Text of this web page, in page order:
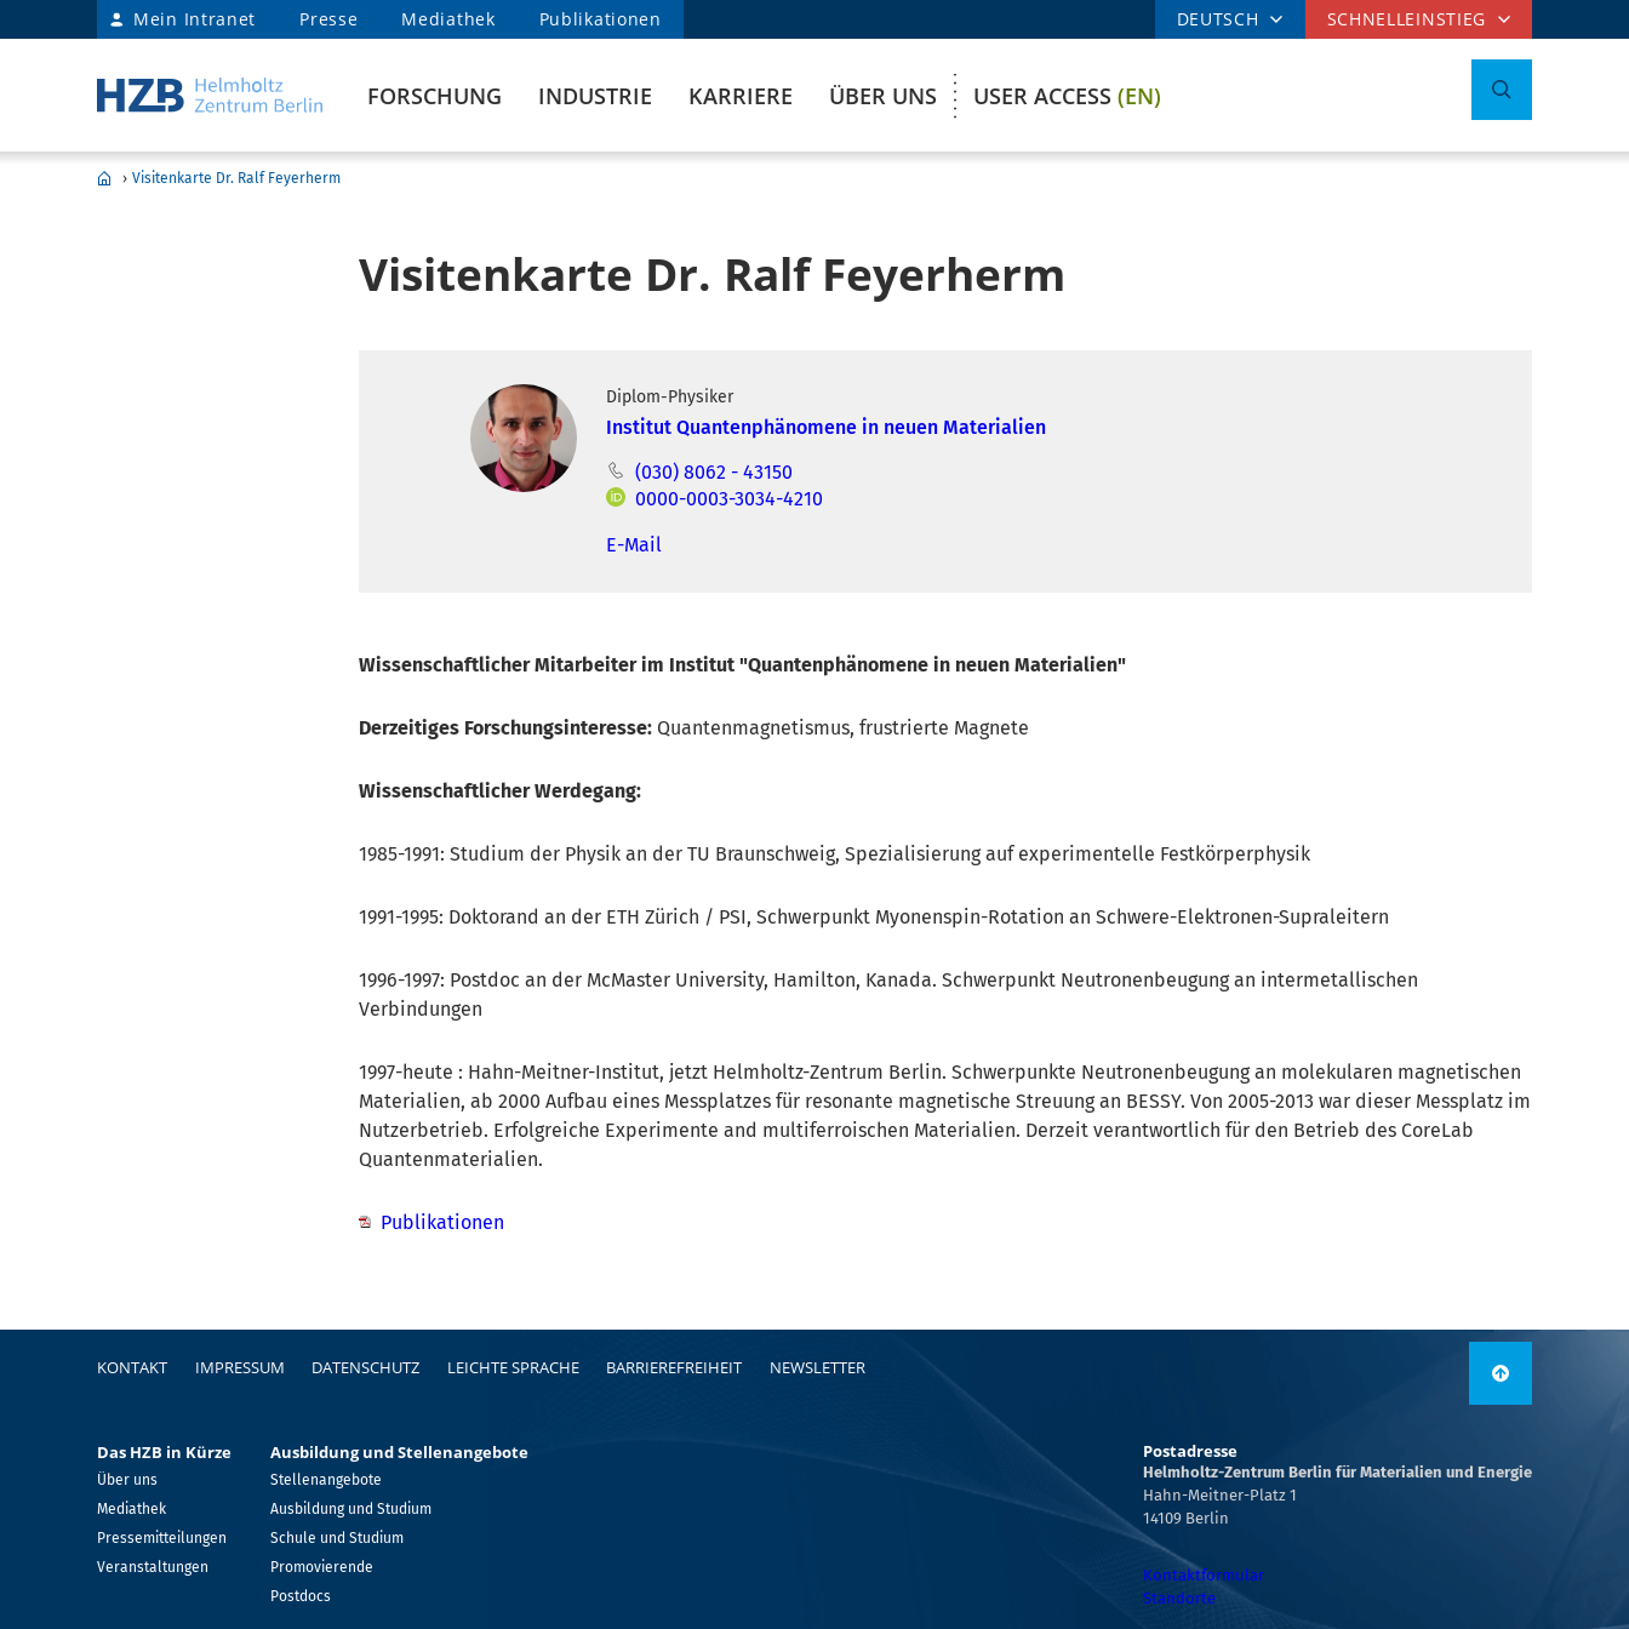
Mein Intranet Presse Mediathek Publikationen DEUTSCH SCHNELLEINSTIEG
FORSCHUNG INDUSTRIE KARRIERE ÜBER UNS USER ACCESS (EN)
› Visitenkarte Dr. Ralf Feyerherm
Visitenkarte Dr. Ralf Feyerherm
Diplom-Physiker
Institut Quantenphänomene in neuen Materialien
(030) 8062 - 43150
0000-0003-3034-4210
E-Mail
Wissenschaftlicher Mitarbeiter im Institut "Quantenphänomene in neuen Materialien"
Derzeitiges Forschungsinteresse: Quantenmagnetismus, frustrierte Magnete
Wissenschaftlicher Werdegang:
1985-1991: Studium der Physik an der TU Braunschweig, Spezialisierung auf experimentelle Festkörperphysik
1991-1995: Doktorand an der ETH Zürich / PSI, Schwerpunkt Myonenspin-Rotation an Schwere-Elektronen-Supraleitern
1996-1997: Postdoc an der McMaster University, Hamilton, Kanada. Schwerpunkt Neutronenbeugung an intermetallischen
Verbindungen
1997-heute : Hahn-Meitner-Institut, jetzt Helmholtz-Zentrum Berlin. Schwerpunkte Neutronenbeugung an molekularen magnetischen
Materialien, ab 2000 Aufbau eines Messplatzes für resonante magnetische Streuung an BESSY. Von 2005-2013 war dieser Messplatz im
Nutzerbetrieb. Erfolgreiche Experimente and multiferroischen Materialien. Derzeit verantwortlich für den Betrieb des CoreLab
Quantenmaterialien.
Publikationen
Fußzeile
KONTAKT IMPRESSUM DATENSCHUTZ LEICHTE SPRACHE BARRIEREFREIHEIT NEWSLETTER
Das HZB in Kürze
Über uns
Mediathek
Pressemitteilungen
Veranstaltungen
Ausbildung und Stellenangebote
Stellenangebote
Ausbildung und Studium
Schule und Studium
Promovierende
Postdocs
Postadresse
Helmholtz-Zentrum Berlin für Materialien und Energie
Hahn-Meitner-Platz 1
14109 Berlin
Kontaktformular
Standorte